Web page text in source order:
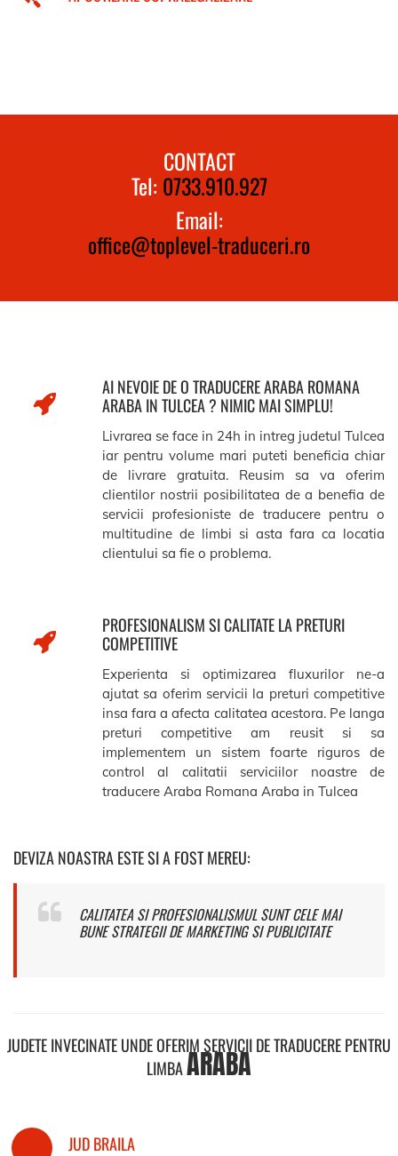
CONTACT
Tel: 0733.910.927
Email:
office@toplevel-traduceri.ro
AI NEVOIE DE O TRADUCERE ARABA ROMANA
ARABA IN TULCEA ? NIMIC MAI SIMPLU!
Livrarea se face in 24h in intreg judetul Tulcea
iar pentru volume mari puteti beneficia chiar
de livrare gratuita. Reusim sa va oferim
clientilor nostrii posibilitatea de a benefia de
servicii profesioniste de traducere pentru o
multitudine de limbi si asta fara ca locatia
clientului sa fie o problema.
PROFESIONALISM SI CALITATE LA PRETURI
COMPETITIVE
Experienta si optimizarea fluxurilor ne-a
ajutat sa oferim servicii la preturi competitive
insa fara a afecta calitatea acestora. Pe langa
preturi competitive am reusit si sa
implementem un sistem foarte riguros de
control al calitatii serviciilor noastre de
traducere Araba Romana Araba in Tulcea
DEVIZA NOASTRA ESTE SI A FOST MEREU:
CALITATEA SI PROFESIONALISMUL SUNT CELE MAI
BUNE STRATEGII DE MARKETING SI PUBLICITATE
JUDETE INVECINATE UNDE OFERIM SERVICII DE TRADUCERE PENTRU
LIMBAARABA
JUD BRAILA